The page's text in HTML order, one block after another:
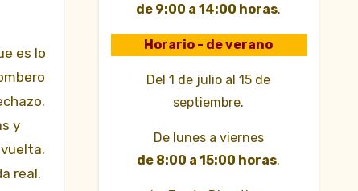
es lo
y
real.
de 9:00 a 14:00 horas.
Horario - de verano
Del 1 de julio al 15 de
septiembre.
De lunes a viernes
de 8:00 a 15:00 horas.